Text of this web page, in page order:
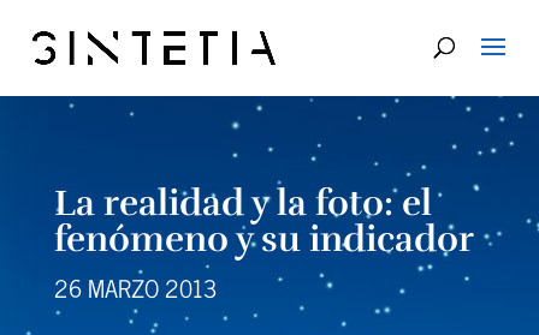
La realidad y la foto: el
fenómeno y su indicador
26 MARZO 2013